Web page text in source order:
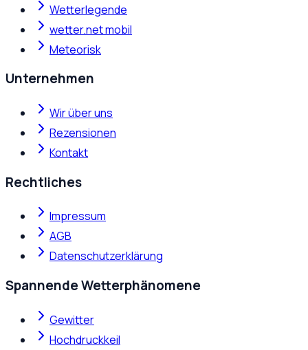
Wetterlegende
wetter.net mobil
Meteorisk
Unternehmen
Wir über uns
Rezensionen
Kontakt
Rechtliches
Impressum
AGB
Datenschutzerklärung
Spannende Wetterphänomene
Gewitter
Hochdruckkeil